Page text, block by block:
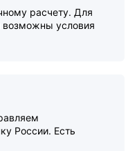
расчету. Для
возможны условия
России. Есть